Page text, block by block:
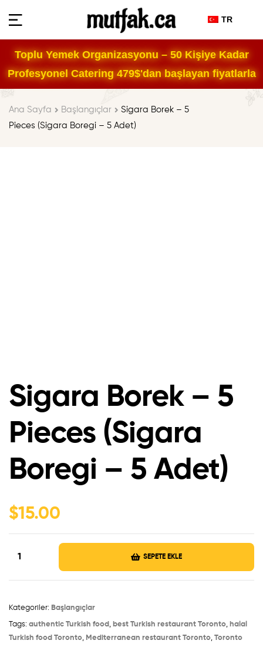
TR
Toplu Yemek Organizasyonu – 50 Kişiye Kadar
Profesyonel Catering 479$'dan başlayan fiyatlarla
Ana Sayfa Başlangıçlar
Sigara Borek – 5
Pieces (Sigara Boregi – 5 Adet)
Sigara Borek – 5
Pieces (Sigara
Boregi – 5 Adet)
$15.00
SEPETE EKLE
Kategoriler: Başlangıçlar
Tags: authentic Turkish food , best Turkish restaurant Toronto, halal
Turkish food Toronto, Mediterranean restaurant Toronto, Toronto